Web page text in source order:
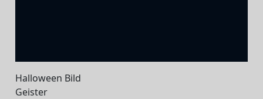
Halloween Bild
Geister